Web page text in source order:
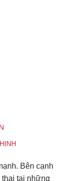
Bên cạnh
tại những